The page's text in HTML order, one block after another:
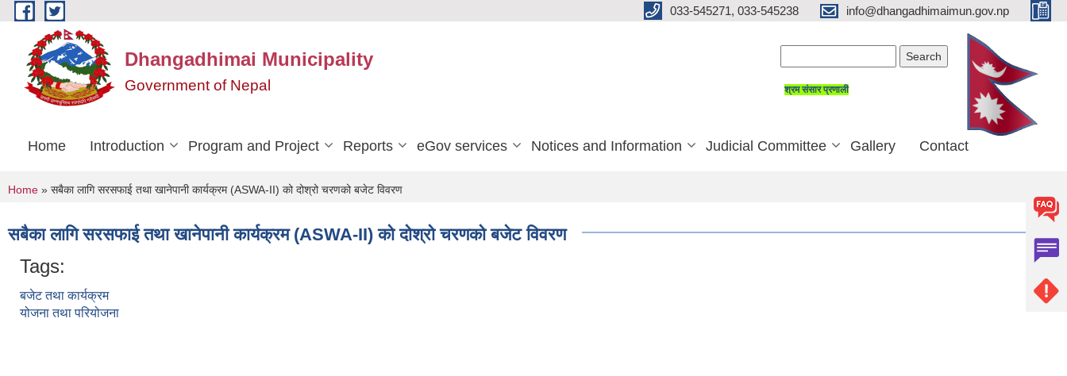
Skip to main content 033-545271, 033-545238 info@dhangadhimaimun.gov.np
Dhangadhimai Municipality
Government of Nepal श्रम संसार प्रणाली
Home Introduction Program and Project Reports eGov services Notices and Information Judicial Committee Gallery Contact
You are here
Home » सबैका लागि सरसफाई तथा खानेपानी कार्यक्रम (ASWA-II) को दोश्रो चरणको बजेट विवरण
सबैका लागि सरसफाई तथा खानेपानी कार्यक्रम (ASWA-II) को दोश्रो चरणको बजेट विवरण
Tags:
बजेट तथा कार्यक्रम
योजना तथा परियोजना